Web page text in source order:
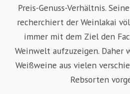
Preis-Genuss-Verhältnis.
recherchiert der Weinlakai
immer mit dem Ziel den
Weinwelt aufzuzeigen. Daher
Weißweine aus vielen
Rebsorten